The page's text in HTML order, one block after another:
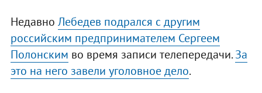
Недавно Лебедев подрался с другим
российским предпринимателем Сергеем
Полонским во время записи телепередачи.За
это на него завели уголовное дело.